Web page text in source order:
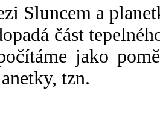
Sluncem a
část
jako
tzn.